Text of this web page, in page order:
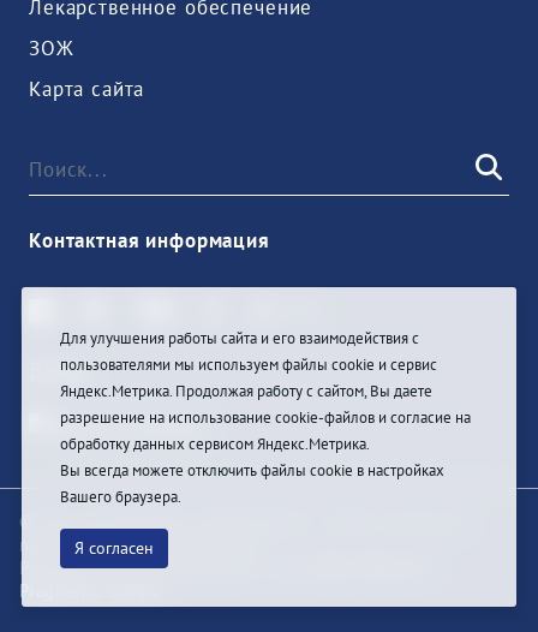
Лекарственное обеспечение
ЗОЖ
Карта сайта
Контактная информация
Войти
© При цитировании информации с сайта ссылка на
первоисточник обязательна
Разработка и техподдержка сайта
Pragmatic Studio
Для улучшения работы сайта и его взаимодействия с
пользователями мы используем файлы cookie и сервис
Яндекс.Метрика. Продолжая работу с сайтом, Вы даете
разрешение на использование cookie-файлов и согласие на
обработку данных сервисом Яндекс.Метрика.
Вы всегда можете отключить файлы cookie в настройках
Вашего браузера.
Я согласен